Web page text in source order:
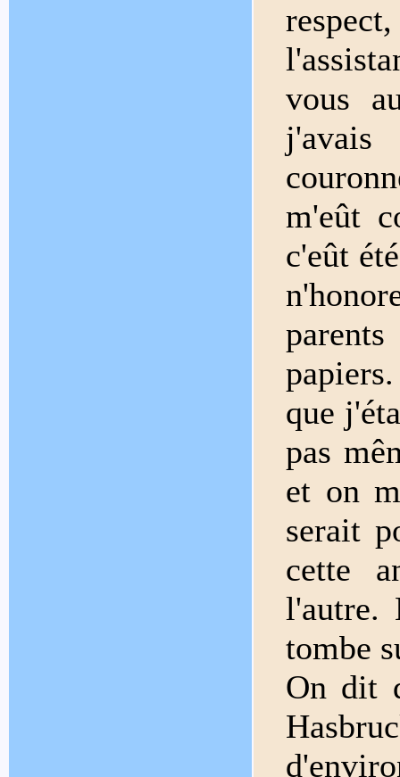
vous
j'avais
m'eût
c'eût
que
pas
et on
serait
cette
l'autre.
tombe
On dit